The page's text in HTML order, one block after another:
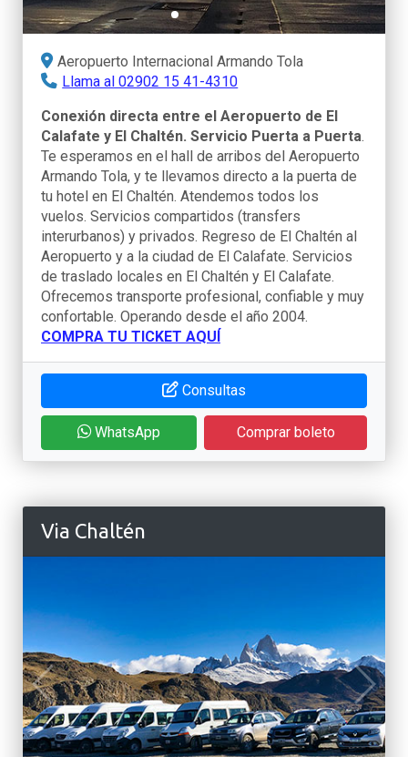
Aeropuerto Internacional Armando Tola
Llama al 02902 15 41-4310
Conexión directa entre el Aeropuerto de El
Calafate y El Chaltén. Servicio Puerta a Puerta.
Te esperamos en el hall de arribos del Aeropuerto
Armando Tola, y te llevamos directo a la puerta de
tu hotel en El Chaltén. Atendemos todos los
vuelos. Servicios compartidos (transfers
interurbanos) y privados. Regreso de El Chaltén al
Aeropuerto y a la ciudad de El Calafate. Servicios
de traslado locales en El Chaltén y El Calafate.
Ofrecemos transporte profesional, confiable y muy
confortable. Operando desde el año 2004.
COMPRA TU TICKET AQUÍ
Consultas
WhatsApp Comprar boleto
Via Chaltén